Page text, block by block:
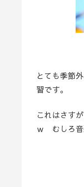
とても季節
習です。
これはさす
ｗ むしろ音